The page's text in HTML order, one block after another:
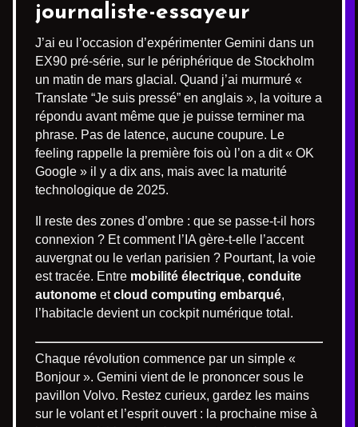
journaliste-essayeur
J’ai eu l’occasion d’expérimenter Gemini dans un
EX90 pré-série, sur le périphérique de Stockholm
un matin de mars glacial. Quand j’ai murmuré «
Translate “Je suis pressé” en anglais », la voiture a
répondu avant même que je puisse terminer ma
phrase. Pas de latence, aucune coupure. Le
feeling rappelle la première fois où l’on a dit « OK
Google » il y a dix ans, mais avec la maturité
technologique de 2025.
Il reste des zones d’ombre : que se passe-t-il hors
connexion ? Et comment l’IA gère-t-elle l’accent
auvergnat ou le verlan parisien ? Pourtant, la voie
est tracée. Entre mobilité électrique, conduite
autonome etcloud computing embarqué,
l’habitacle devient un cockpit numérique total.
Chaque révolution commence par un simple «
Bonjour ». Gemini vient de le prononcer sous le
pavillon Volvo. Restez curieux, gardez les mains
sur le volant et l’esprit ouvert : la prochaine mise à